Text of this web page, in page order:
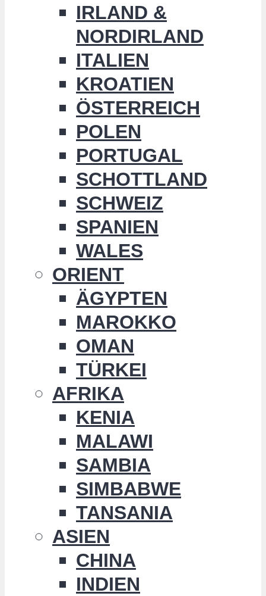
IRLAND &
NORDIRLAND
ITALIEN
KROATIEN
ÖSTERREICH
POLEN
PORTUGAL
SCHOTTLAND
SCHWEIZ
SPANIEN
WALES
ORIENT
ÄGYPTEN
MAROKKO
OMAN
TÜRKEI
AFRIKA
KENIA
MALAWI
SAMBIA
SIMBABWE
TANSANIA
ASIEN
CHINA
INDIEN